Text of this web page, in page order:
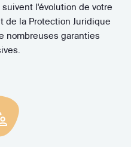
l'évolution de votre
de la Protection Juridique
nombreuses garanties